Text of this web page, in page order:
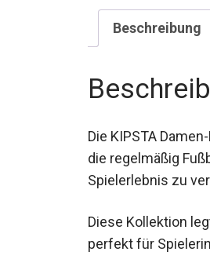
Beschreibung
Die KIPSTA
konzipiert, die
dein Spielerlebnis
Diese Kollektion
perfekt für